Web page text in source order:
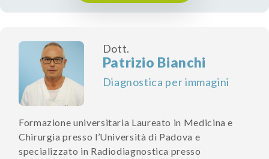
Dott.
Patrizio Bianchi
Diagnostica per immagini
Formazione universitaria Laureato in Medicina e
Chirurgia presso l’Università di Padova e
specializzato in Radiodiagnostica presso